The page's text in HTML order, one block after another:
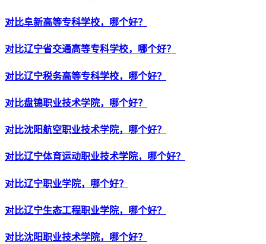
对比阜新高等专科学校，哪个好？
对比辽宁省交通高等专科学校，哪个好？
对比辽宁税务高等专科学校，哪个好？
对比盘锦职业技术学院，哪个好？
对比沈阳航空职业技术学院，哪个好？
对比辽宁体育运动职业技术学院，哪个好？
对比辽宁职业学院，哪个好？
对比辽宁生态工程职业学院，哪个好？
对比沈阳职业技术学院，哪个好？